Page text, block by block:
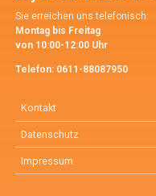
Sie erreichen uns telefonisch:
Montag bis Freitag
von 10:00-12:00 Uhr
Telefon: 0611-88087950
Kontakt
Datenschutz
Impressum